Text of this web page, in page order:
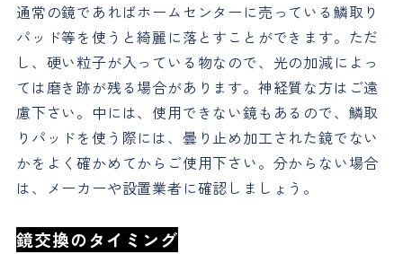
通常の鏡であればホームセンターに売っている鱗取り
パッド等を使うと綺麗に落とすことができます。ただ
し、硬い粒子が入っている物なので、光の加減によっ
ては磨き跡が残る場合があります。神経質な方はご遠
慮下さい。中には、使用できない鏡もあるので、鱗取
りパッドを使う際には、曇り止め加工された鏡でない
かをよく確かめてからご使用下さい。分からない場合
は、メーカーや設置業者に確認しましょう。
鏡交換のタイミング